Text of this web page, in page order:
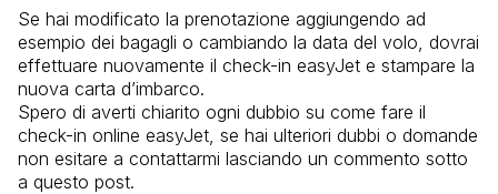
Se hai modificato la prenotazione aggiungendo ad
esempio dei bagagli o cambiando la data del volo, dovrai
effettuare nuovamente il check-in easyJet e stampare la
nuova carta d’imbarco.
Spero di averti chiarito ogni dubbio su come fare il
check-in online easyJet, se hai ulteriori dubbi o domande
non esitare a contattarmi lasciando un commento sotto
a questo post.